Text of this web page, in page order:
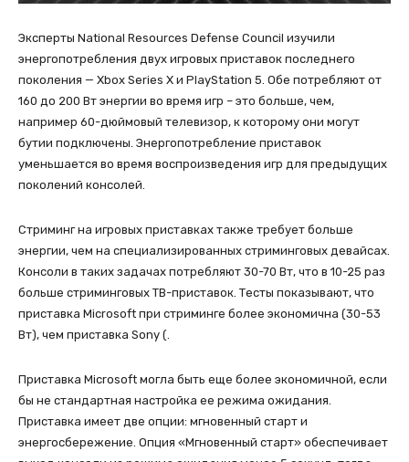
Эксперты National Resources Defense Council изучили
энергопотребления двух игровых приставок последнего
поколения — Xbox Series X и PlayStation 5. Обе потребляют от
160 до 200 Вт энергии во время игр – это больше, чем,
например 60-дюймовый телевизор, к которому они могут
бутии подключены. Энергопотребление приставок
уменьшается во время воспроизведения игр для предыдущих
поколений консолей.
Стриминг на игровых приставках также требует больше
энергии, чем на специализированных стриминговых девайсах.
Консоли в таких задачах потребляют 30-70 Вт, что в 10-25 раз
больше стриминговых ТВ-приставок. Тесты показывают, что
приставка Microsoft при стриминге более экономична (30-53
Вт), чем приставка Sony (.
Приставка Microsoft могла быть еще более экономичной, если
бы не стандартная настройка ее режима ожидания.
Приставка имеет две опции: мгновенный старт и
энергосбережение. Опция «Мгновенный старт» обеспечивает